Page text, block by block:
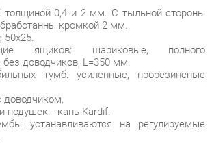
тумб: усиленные, прорезиненые
подушек: ткань Kardif.
устанавливаются на регулируемые
фото, исчерпывающей информации
и параметрах, а также отзывам
«Офисная мебель Екатеринбург»